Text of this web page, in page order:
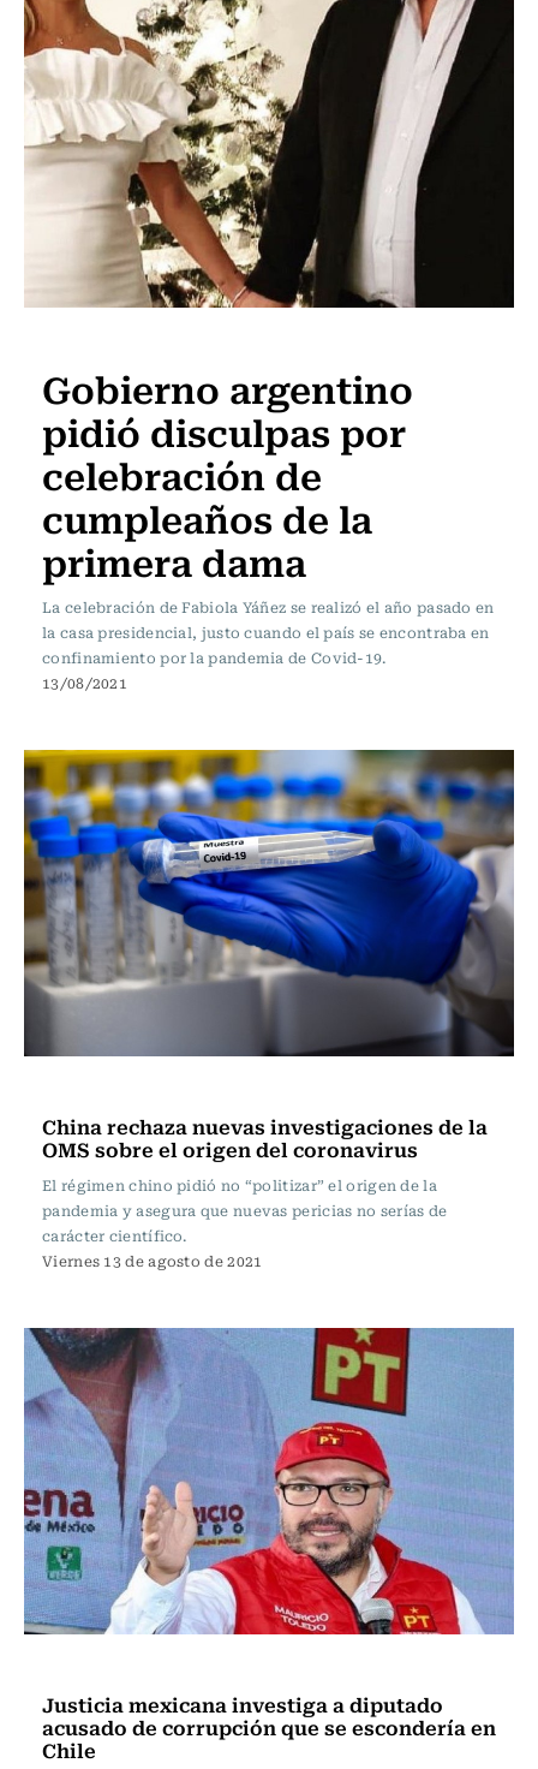
Gobierno argentino
pidió disculpas por
celebración de
cumpleaños de la
primera dama
La celebración de Fabiola Yáñez se realizó el año pasado en
la casa presidencial, justo cuando el país se encontraba en
confinamiento por la pandemia de Covid-19.
13/08/2021
China rechaza nuevas investigaciones de la
OMS sobre el origen del coronavirus
El régimen chino pidió no “politizar” el origen de la
pandemia y asegura que nuevas pericias no serías de
carácter científico.
Viernes 13 de agosto de 2021
Justicia mexicana investiga a diputado
acusado de corrupción que se escondería en
Chile